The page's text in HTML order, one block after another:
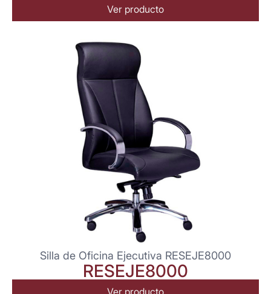
Ver producto
Silla de Oficina Ejecutiva RESEJE8000
RESEJE8000